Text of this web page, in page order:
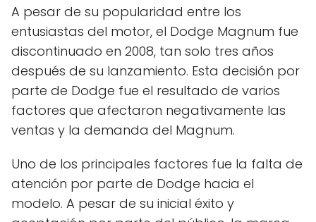
A pesar de su popularidad entre los
entusiastas del motor, el Dodge Magnum fue
discontinuado en 2008, tan solo tres años
después de su lanzamiento. Esta decisión por
parte de Dodge fue el resultado de varios
factores que afectaron negativamente las
ventas y la demanda del Magnum.
Uno de los principales factores fue la falta de
atención por parte de Dodge hacia el
modelo. A pesar de su inicial éxito y